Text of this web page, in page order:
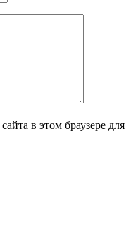
в этом браузере для